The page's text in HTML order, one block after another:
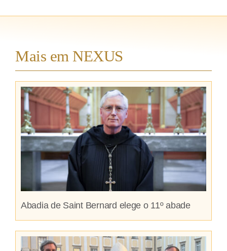
Mais em NEXUS
Abadia de Saint Bernard elege o 11º abade